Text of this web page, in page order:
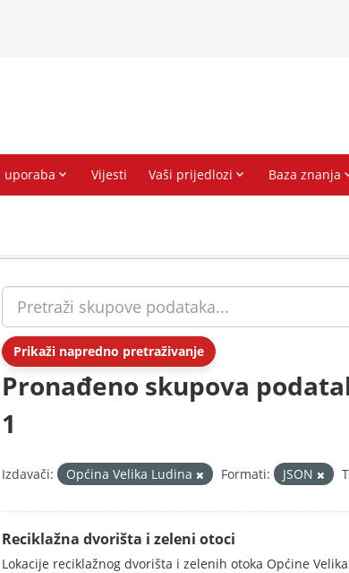
Prikaži napredno pretraživanje
Pronađeno skupova
1
Izdavači: Općina Velika Ludina Formati: JSON
Reciklažna dvorišta i zeleni otoci
Lokacije reciklažnog dvorišta i zelenih otoka Općine